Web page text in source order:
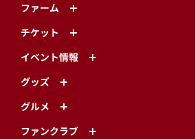
ファーム
チケット
イベント情報
グッズ
グルメ
ファンクラブ